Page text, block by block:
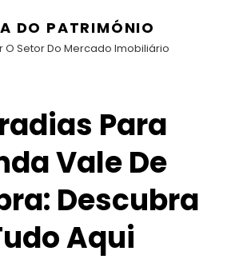
DO PATRIMÓNIO
O Setor Do Mercado Imobiliário
Para
Vale De
Descubra
Aqui